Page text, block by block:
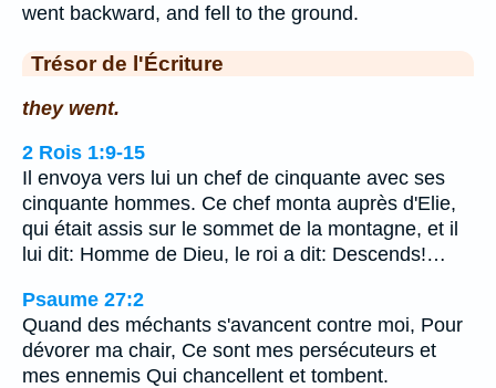
went backward, and fell to the ground.
Trésor de l'Écriture
they went.
2 Rois 1:9-15
Il envoya vers lui un chef de cinquante avec ses
cinquante hommes. Ce chef monta auprès d'Elie,
qui était assis sur le sommet de la montagne, et il
lui dit: Homme de Dieu, le roi a dit: Descends!…
Psaume 27:2
Quand des méchants s'avancent contre moi, Pour
dévorer ma chair, Ce sont mes persécuteurs et
mes ennemis Qui chancellent et tombent.